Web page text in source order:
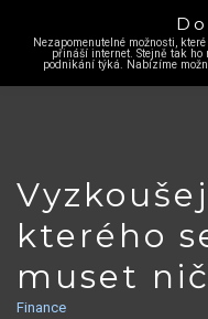
Nezapomenutelné možnosti,
přináší internet. Stejně tak ho
podnikání týká. Nabízíme
kterého
muset
Finance